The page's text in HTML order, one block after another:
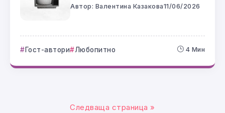
Автор: Валентина Казакова11/06/2026
Гост-автори Любопитно 4 Мин
Следваща страница »